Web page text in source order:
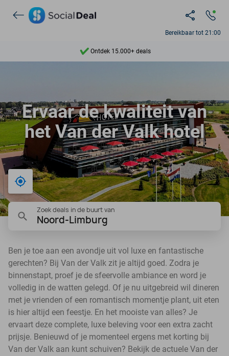
Bereikbaar tot 21:00
Ontdek 15.000+ deals
9,4
Ontdek 15.000+ deals
Ervaar de kwaliteit van
het Van der Valk hotel
Bij mij in de buurt
Zoek deals in de buurt van
Noord-Limburg
Ben je toe aan een avondje uit vol luxe en fantastische
gerechten? Bij Van der Valk zit je altijd goed. Zodra je
binnenstapt, proef je de sfeervolle ambiance en word je
volledig in de watten gelegd. Of je nu uitgebreid wil dineren
met je vrienden of een romantisch momentje plant, uit eten
is hier altijd een feestje. En het mooiste van alles? Je
ervaart deze complete, luxe beleving voor een extra zacht
prijsje. Benieuwd of je momenteel ergens met korting bij
Van der Valk aan kunt schuiven? Bekijk de actuele Van der